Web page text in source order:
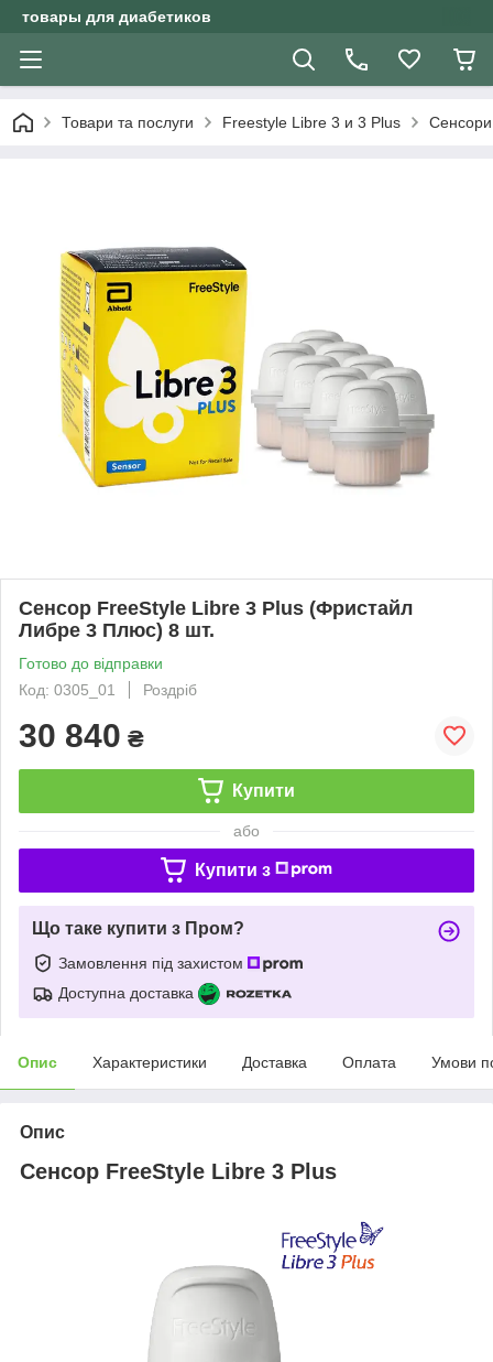
товары для диабетиков
Товари та послуги Freestyle Libre 3 и 3 Plus Сенсори
Сенсор FreeStyle Libre 3 Plus (Фристайл
Либре 3 Плюс) 8 шт.
Готово до відправки
Код: 0305_01
Роздріб
30 840 ₴
Купити
або
Купити з
Що таке купити з Пром?
Замовлення під захистом
Доступна доставка
Опис Характеристики Доставка Оплата Умови
Опис
Сенсор FreeStyle Libre 3 Plus